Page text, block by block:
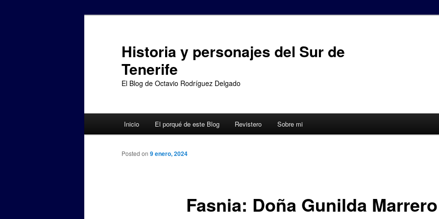
Historia y personajes del Sur de
Tenerife
El Blog de Octavio Rodríguez Delgado
Inicio El porqué de este Blog Revistero Sobre mi
Fasnia: Doña Gunilda Marrero
Posted on 9 enero, 2024